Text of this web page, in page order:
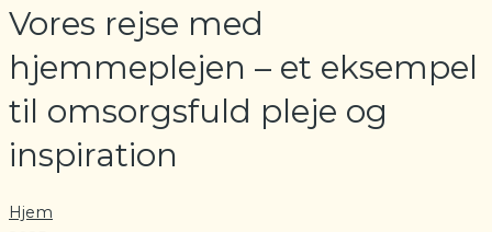
Vores rejse med
hjemmeplejen – et eksempel
til omsorgsfuld pleje og
inspiration
Hjem